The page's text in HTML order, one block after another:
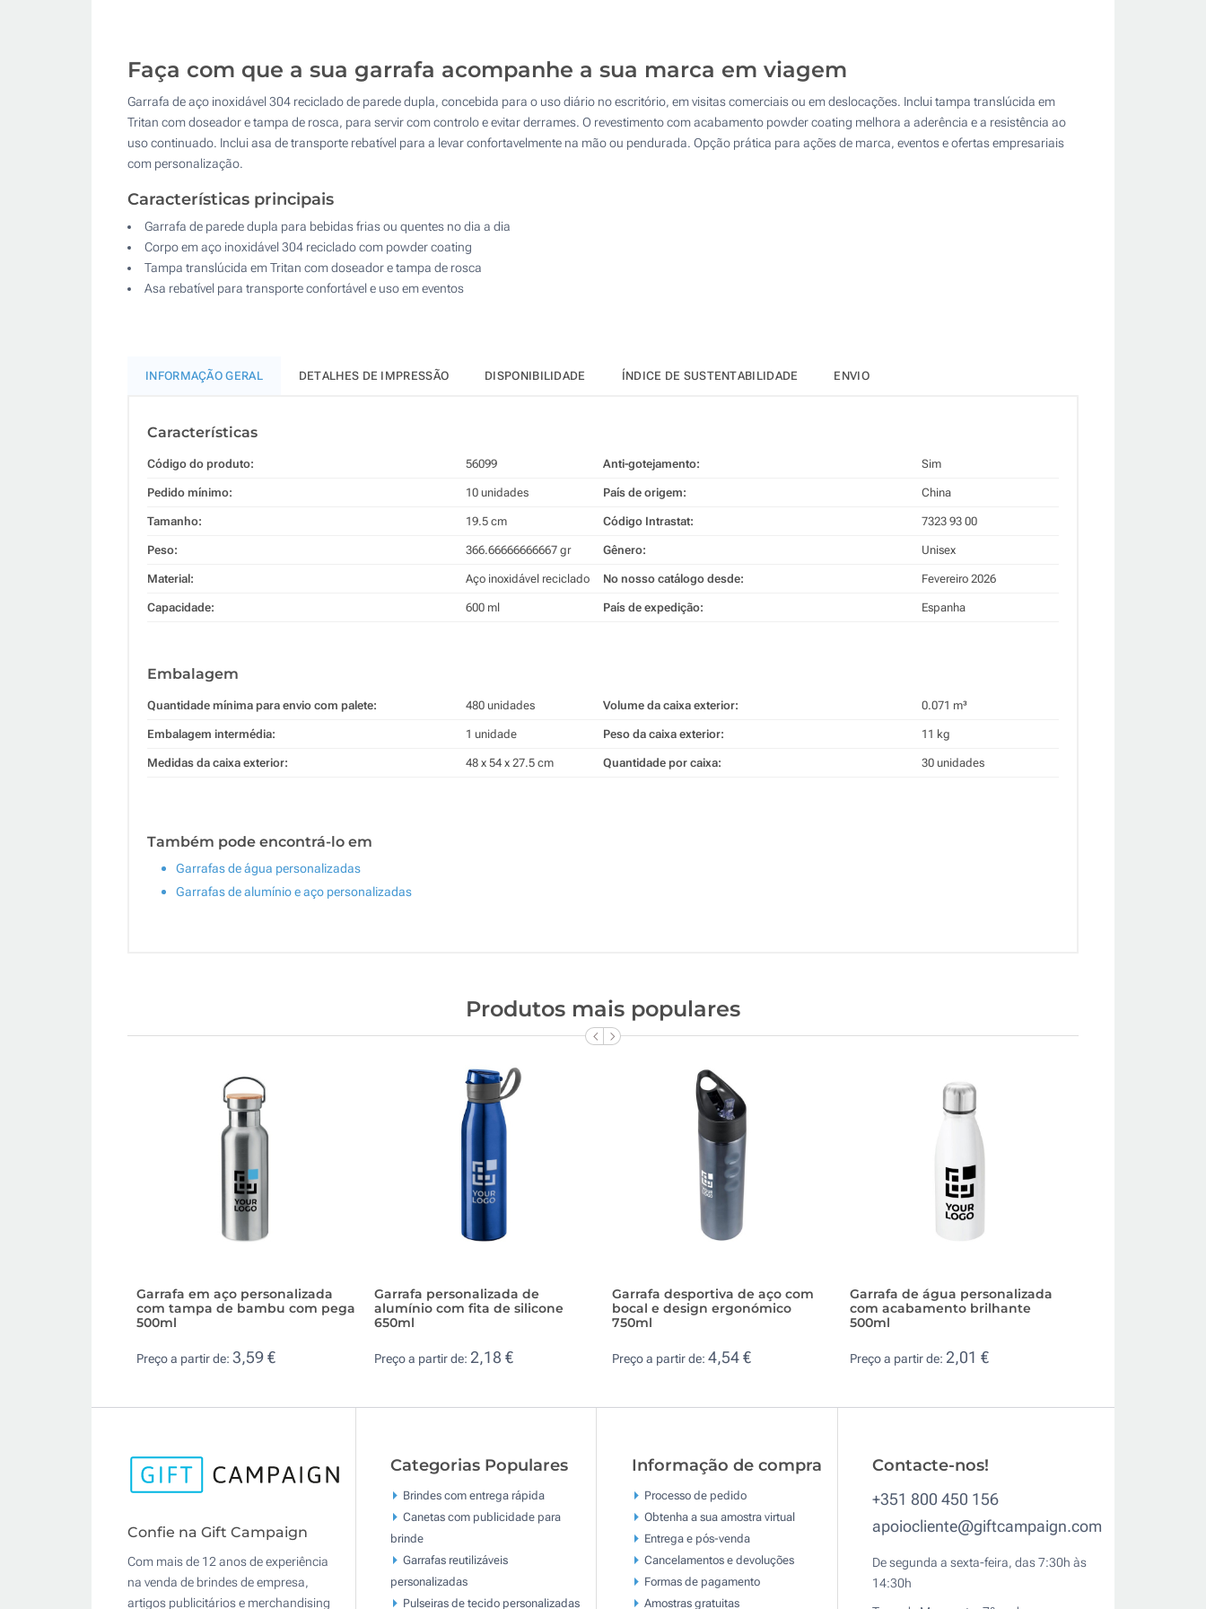
Impressão digital (À volta)
Gravação a Laser (À volta)
Sem impressão
100
200
Outra : Atualizar
Faça com que a sua garrafa acompanhe a sua marca em viagem
Garrafa de aço inoxidável 304 reciclado de parede dupla, concebida para o uso diário no escritório, em visitas comerciais ou em deslocações. Inclui tampa translúcida em
Tritan com doseador e tampa de rosca, para servir com controlo e evitar derrames. O revestimento com acabamento powder coating melhora a aderência e a resistência ao
uso continuado. Inclui asa de transporte rebatível para a levar confortavelmente na mão ou pendurada. Opção prática para ações de marca, eventos e ofertas empresariais
com personalização.
Características principais
Garrafa de parede dupla para bebidas frias ou quentes no dia a dia
Corpo em aço inoxidável 304 reciclado com powder coating
Tampa translúcida em Tritan com doseador e tampa de rosca
Asa rebatível para transporte confortável e uso em eventos
INFORMAÇÃO GERAL DETALHES DE IMPRESSÃO DISPONIBILIDADE ÍNDICE DE SUSTENTABILIDADE ENVIO
Características
Código do produto: 56099
Pedido mínimo: 10 unidades
Tamanho: 19.5 cm
Peso: 366.66666666667 gr
Material: Aço inoxidável reciclado
Capacidade: 600 ml
Anti-gotejamento: Sim
País de origem: China
Código Intrastat: 7323 93 00
Gênero: Unisex
No nosso catálogo desde: Fevereiro 2026
País de expedição: Espanha
Embalagem
Quantidade mínima para envio com palete: 480 unidades
Embalagem intermédia: 1 unidade
Medidas da caixa exterior: 48 x 54 x 27.5 cm
Volume da caixa exterior: 0.071 m³
Peso da caixa exterior: 11 kg
Quantidade por caixa: 30 unidades
Também pode encontrá-lo em
Garrafas de água personalizadas
Garrafas de alumínio e aço personalizadas
Produtos mais populares
Garrafa em aço personalizada
com tampa de bambu com pega
500ml
Preço a partir de: 3,59 €
Garrafa personalizada de
alumínio com fita de silicone
650ml
Preço a partir de: 2,18 €
Garrafa desportiva de aço com
bocal e design ergonómico
750ml
Preço a partir de: 4,54 €
Garrafa de água personalizada
com acabamento brilhante
500ml
Preço a partir de: 2,01 €
Confie na Gift Campaign
Com mais de 12 anos de experiência
na venda de brindes de empresa,
artigos publicitários e merchandising
Categorias Populares
Brindes com entrega rápida
Canetas com publicidade para
brinde
Garrafas reutilizáveis
personalizadas
Pulseiras de tecido personalizadas
Informação de compra
Processo de pedido
Obtenha a sua amostra virtual
Entrega e pós-venda
Cancelamentos e devoluções
Formas de pagamento
Amostras gratuitas
Contacte-nos!
+351 800 450 156
apoiocliente@giftcampaign.com
De segunda a sexta-feira, das 7:30h às
14:30h